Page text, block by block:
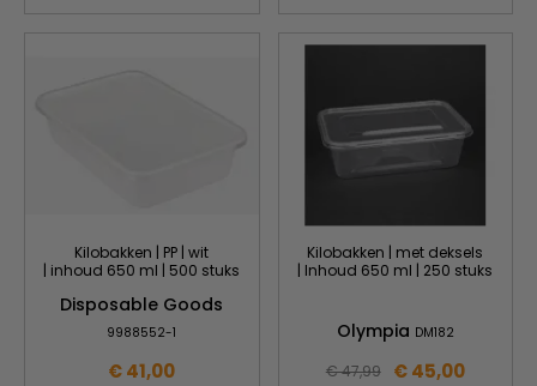
Kilobakken | PP | wit
| inhoud 650 ml | 500 stuks
Disposable Goods
9988552-1
€ 41,00
Kilobakken | met deksels
| Inhoud 650 ml | 250 stuks
Olympia DM182
€ 47,99 € 45,00